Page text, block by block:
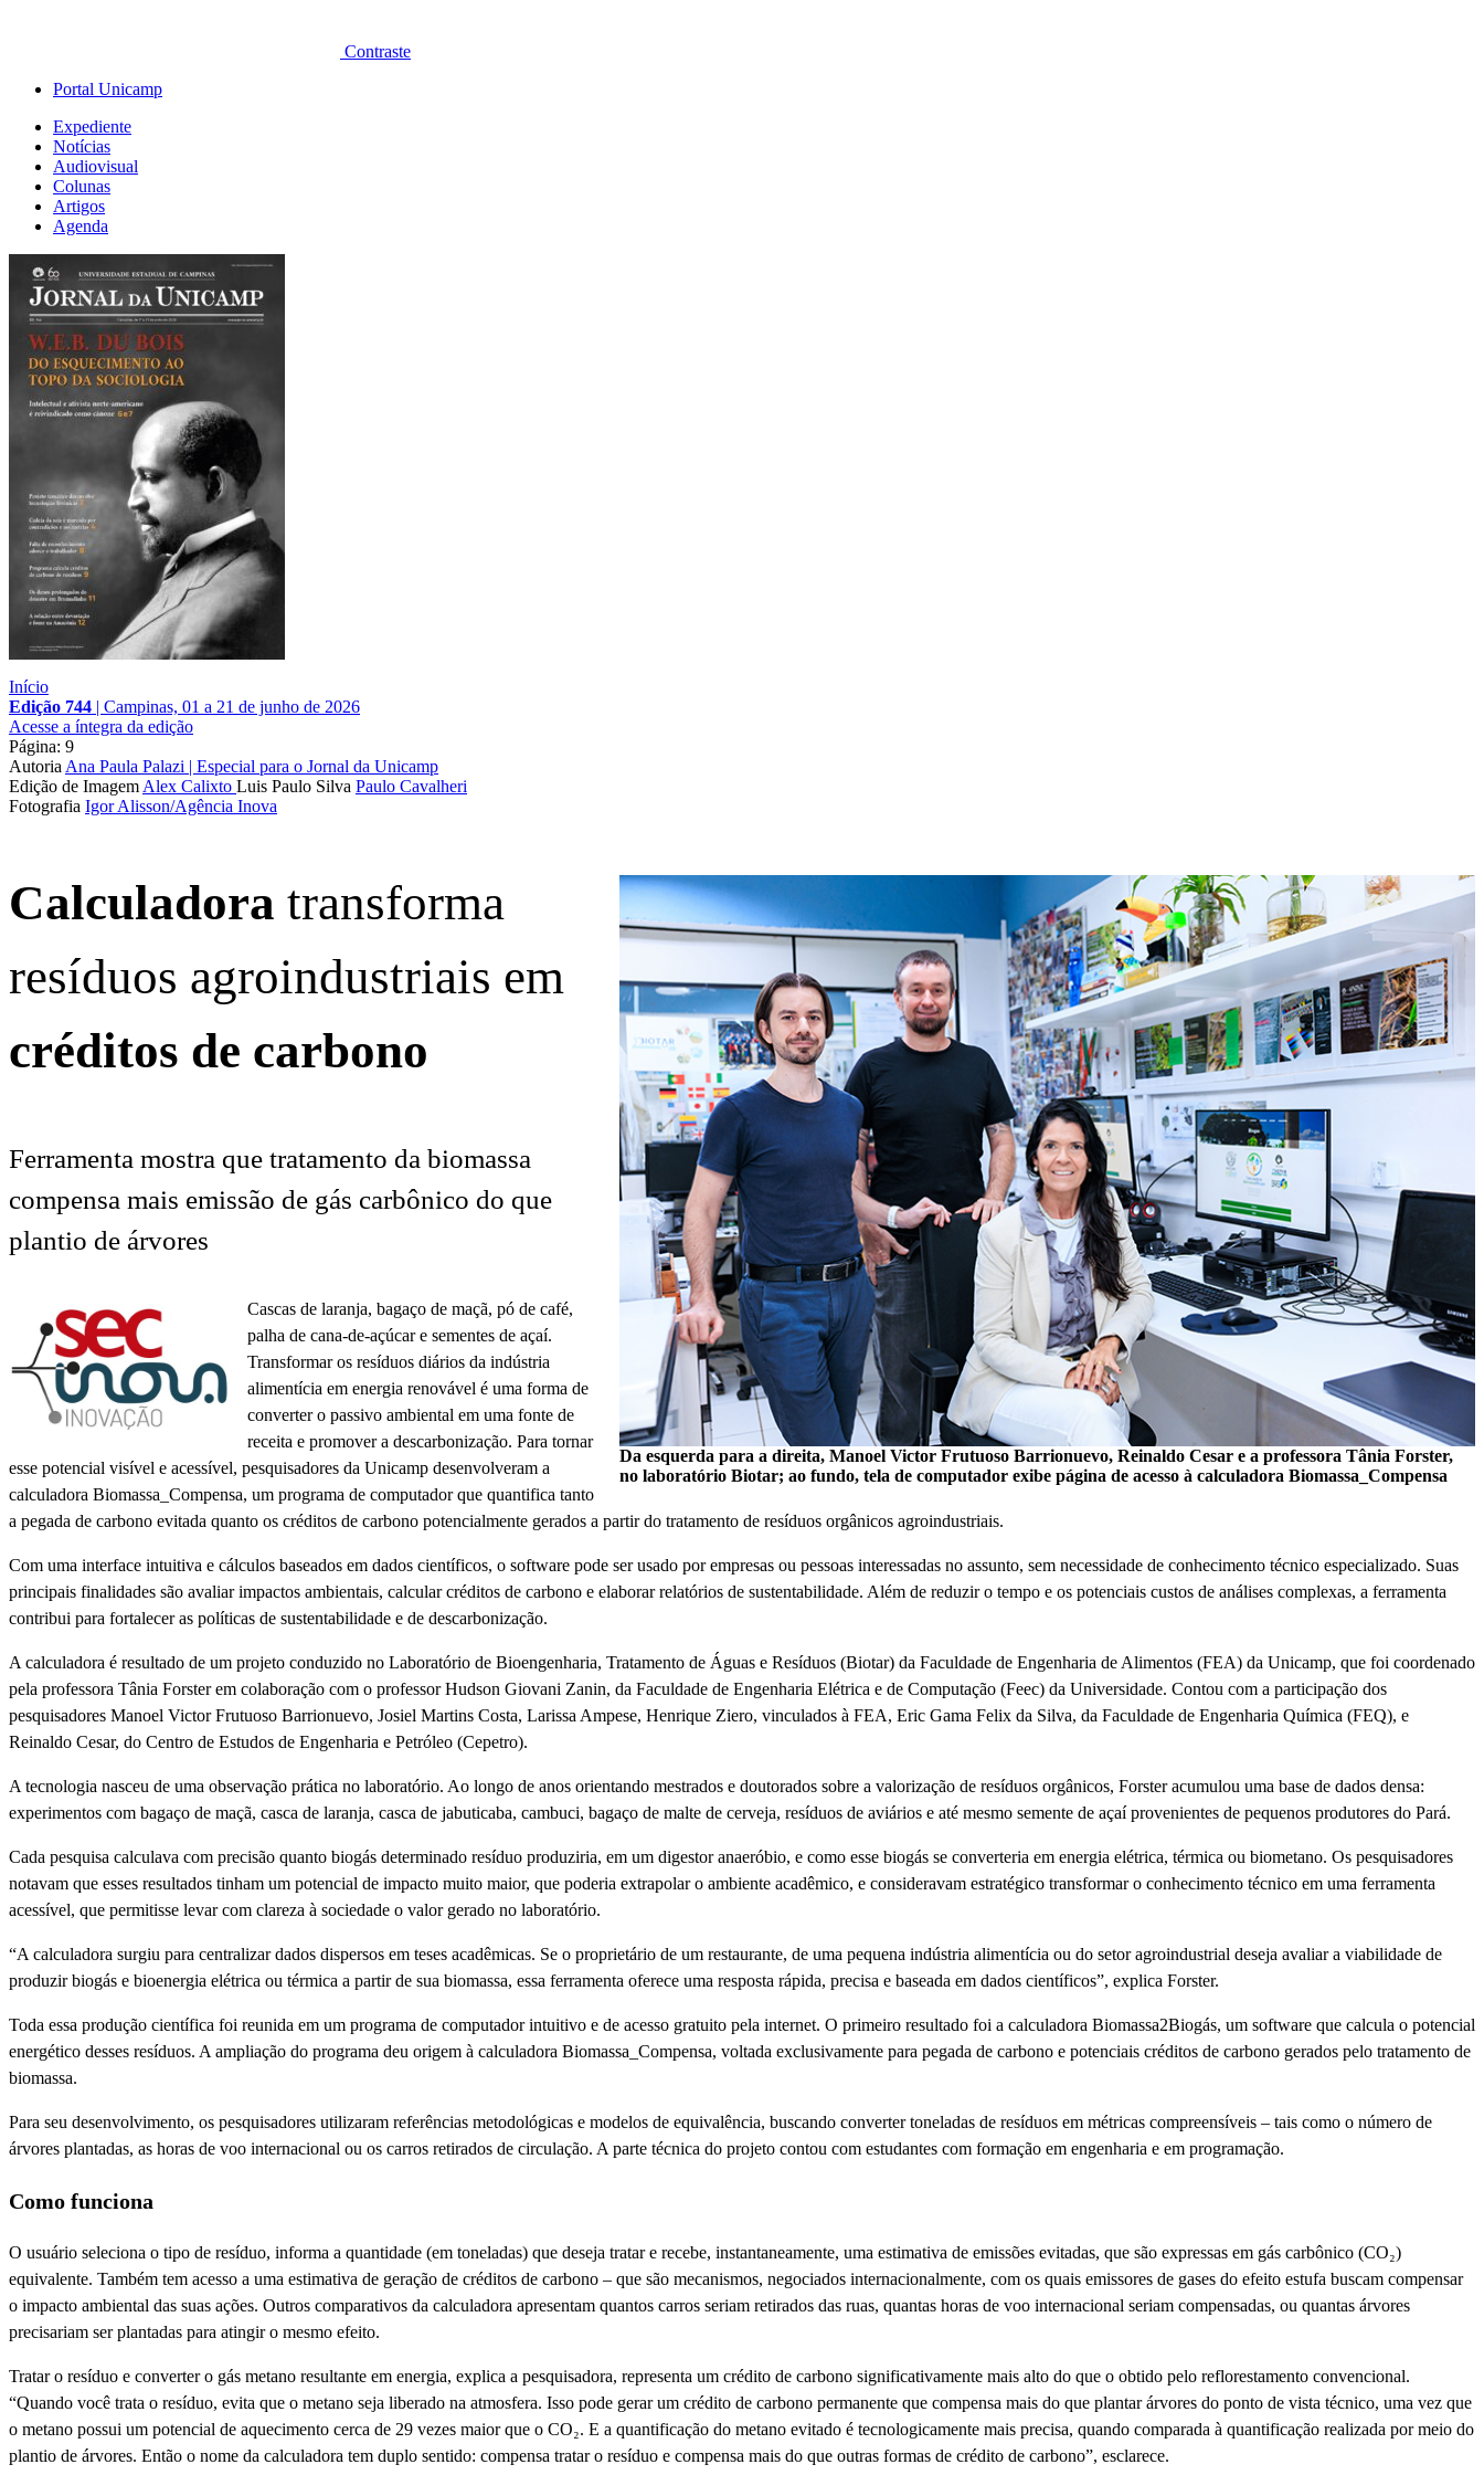
Contraste
Portal Unicamp
Expediente
Notícias
Audiovisual
Colunas
Artigos
Agenda
Início
Edição 744 | Campinas, 01 a 21 de junho de 2026
Acesse a íntegra da edição
Página: 9
Autoria Ana Paula Palazi | Especial para o Jornal da Unicamp
Edição de Imagem Alex Calixto Luis Paulo Silva Paulo Cavalheri
Fotografia Igor Alisson/Agência Inova
Da esquerda para a direita, Manoel Victor Frutuoso Barrionuevo, Reinaldo Cesar e a professora Tânia Forster,
no laboratório Biotar; ao fundo, tela de computador exibe página de acesso à calculadora Biomassa_Compensa
Calculadora transforma
resíduos agroindustriais em
créditos de carbono
Ferramenta mostra que tratamento da biomassa
compensa mais emissão de gás carbônico do que
plantio de árvores
Cascas de laranja, bagaço de maçã, pó de café,
palha de cana-de-açúcar e sementes de açaí.
Transformar os resíduos diários da indústria
alimentícia em energia renovável é uma forma de
converter o passivo ambiental em uma fonte de
receita e promover a descarbonização. Para tornar
esse potencial visível e acessível, pesquisadores da Unicamp desenvolveram a
calculadora Biomassa_Compensa, um programa de computador que quantifica tanto
a pegada de carbono evitada quanto os créditos de carbono potencialmente gerados a partir do tratamento de resíduos orgânicos agroindustriais.
Com uma interface intuitiva e cálculos baseados em dados científicos, o software pode ser usado por empresas ou pessoas interessadas no assunto, sem necessidade de conhecimento técnico especializado. Suas
principais finalidades são avaliar impactos ambientais, calcular créditos de carbono e elaborar relatórios de sustentabilidade. Além de reduzir o tempo e os potenciais custos de análises complexas, a ferramenta
contribui para fortalecer as políticas de sustentabilidade e de descarbonização.
A calculadora é resultado de um projeto conduzido no Laboratório de Bioengenharia, Tratamento de Águas e Resíduos (Biotar) da Faculdade de Engenharia de Alimentos (FEA) da Unicamp, que foi coordenado
pela professora Tânia Forster em colaboração com o professor Hudson Giovani Zanin, da Faculdade de Engenharia Elétrica e de Computação (Feec) da Universidade. Contou com a participação dos
pesquisadores Manoel Victor Frutuoso Barrionuevo, Josiel Martins Costa, Larissa Ampese, Henrique Ziero, vinculados à FEA, Eric Gama Felix da Silva, da Faculdade de Engenharia Química (FEQ), e
Reinaldo Cesar, do Centro de Estudos de Engenharia e Petróleo (Cepetro).
A tecnologia nasceu de uma observação prática no laboratório. Ao longo de anos orientando mestrados e doutorados sobre a valorização de resíduos orgânicos, Forster acumulou uma base de dados densa:
experimentos com bagaço de maçã, casca de laranja, casca de jabuticaba, cambuci, bagaço de malte de cerveja, resíduos de aviários e até mesmo semente de açaí provenientes de pequenos produtores do Pará.
Cada pesquisa calculava com precisão quanto biogás determinado resíduo produziria, em um digestor anaeróbio, e como esse biogás se converteria em energia elétrica, térmica ou biometano. Os pesquisadores
notavam que esses resultados tinham um potencial de impacto muito maior, que poderia extrapolar o ambiente acadêmico, e consideravam estratégico transformar o conhecimento técnico em uma ferramenta
acessível, que permitisse levar com clareza à sociedade o valor gerado no laboratório.
“A calculadora surgiu para centralizar dados dispersos em teses acadêmicas. Se o proprietário de um restaurante, de uma pequena indústria alimentícia ou do setor agroindustrial deseja avaliar a viabilidade de
produzir biogás e bioenergia elétrica ou térmica a partir de sua biomassa, essa ferramenta oferece uma resposta rápida, precisa e baseada em dados científicos”, explica Forster.
Toda essa produção científica foi reunida em um programa de computador intuitivo e de acesso gratuito pela internet. O primeiro resultado foi a calculadora Biomassa2Biogás, um software que calcula o potencial
energético desses resíduos. A ampliação do programa deu origem à calculadora Biomassa_Compensa, voltada exclusivamente para pegada de carbono e potenciais créditos de carbono gerados pelo tratamento de
biomassa.
Para seu desenvolvimento, os pesquisadores utilizaram referências metodológicas e modelos de equivalência, buscando converter toneladas de resíduos em métricas compreensíveis – tais como o número de
árvores plantadas, as horas de voo internacional ou os carros retirados de circulação. A parte técnica do projeto contou com estudantes com formação em engenharia e em programação.
Como funciona
O usuário seleciona o tipo de resíduo, informa a quantidade (em toneladas) que deseja tratar e recebe, instantaneamente, uma estimativa de emissões evitadas, que são expressas em gás carbônico (CO₂)
equivalente. Também tem acesso a uma estimativa de geração de créditos de carbono – que são mecanismos, negociados internacionalmente, com os quais emissores de gases do efeito estufa buscam compensar
o impacto ambiental das suas ações. Outros comparativos da calculadora apresentam quantos carros seriam retirados das ruas, quantas horas de voo internacional seriam compensadas, ou quantas árvores
precisariam ser plantadas para atingir o mesmo efeito.
Tratar o resíduo e converter o gás metano resultante em energia, explica a pesquisadora, representa um crédito de carbono significativamente mais alto do que o obtido pelo reflorestamento convencional.
“Quando você trata o resíduo, evita que o metano seja liberado na atmosfera. Isso pode gerar um crédito de carbono permanente que compensa mais do que plantar árvores do ponto de vista técnico, uma vez que
o metano possui um potencial de aquecimento cerca de 29 vezes maior que o CO₂. E a quantificação do metano evitado é tecnologicamente mais precisa, quando comparada à quantificação realizada por meio do
plantio de árvores. Então o nome da calculadora tem duplo sentido: compensa tratar o resíduo e compensa mais do que outras formas de crédito de carbono”, esclarece.